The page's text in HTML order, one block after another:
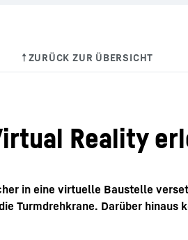
Reality
in eine virtuelle Baustelle
Turmdrehkrane. Darüber hinaus